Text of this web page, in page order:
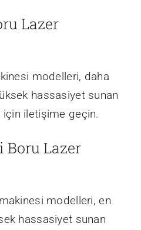
Lazer
modelleri, daha
hassasiyet sunan
için iletişime geçin.
Boru Lazer
modelleri, en
hassasiyet sunan